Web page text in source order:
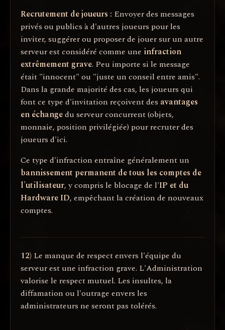
Recrutement de joueurs : Envoyer des messages
privés ou publics à d'autres joueurs pour les
inviter, suggérer ou proposer de jouer sur un autre
serveur est considéré comme une infraction
extrêmement grave. Peu importe si le message
était "innocent" ou "juste un conseil entre amis".
Dans la grande majorité des cas, les joueurs qui
font ce type d'invitation reçoivent des avantages
en échangedu serveur concurrent (objets,
monnaie, position privilégiée) pour recruter des
joueurs d'ici.
Ce type d'infraction entraîne généralement un
bannissement permanent de tous les comptes de
l'utilisateur, y compris le blocage de l'IP et du
Hardware ID, empêchant la création de nouveaux
comptes.
12) Le manque de respect envers l'équipe du
serveur est une infraction grave. L'Administration
valorise le respect mutuel. Les insultes, la
diffamation ou l'outrage envers les
administrateurs ne seront pas tolérés.